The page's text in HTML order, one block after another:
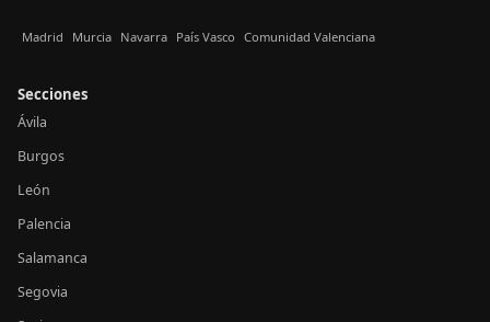
Madrid Murcia Navarra País Vasco Comunidad Valenciana
Secciones
Ávila
Burgos
León
Palencia
Salamanca
Segovia